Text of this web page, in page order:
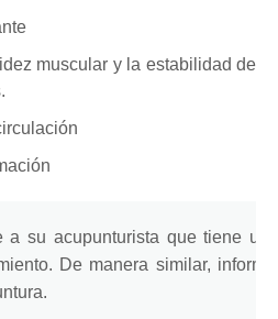
muscular y la estabilidad de
a su acupunturista que tiene
De manera similar,